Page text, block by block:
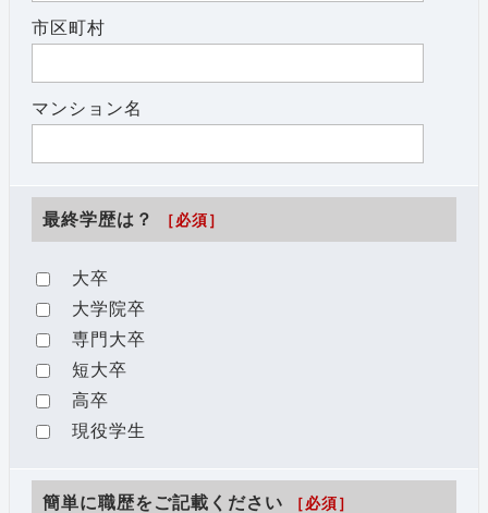
市区町村
マンション名
最終学歴は？ ［必須］
大卒
大学院卒
専門大卒
短大卒
高卒
現役学生
簡単に職歴をご記載ください ［必須］